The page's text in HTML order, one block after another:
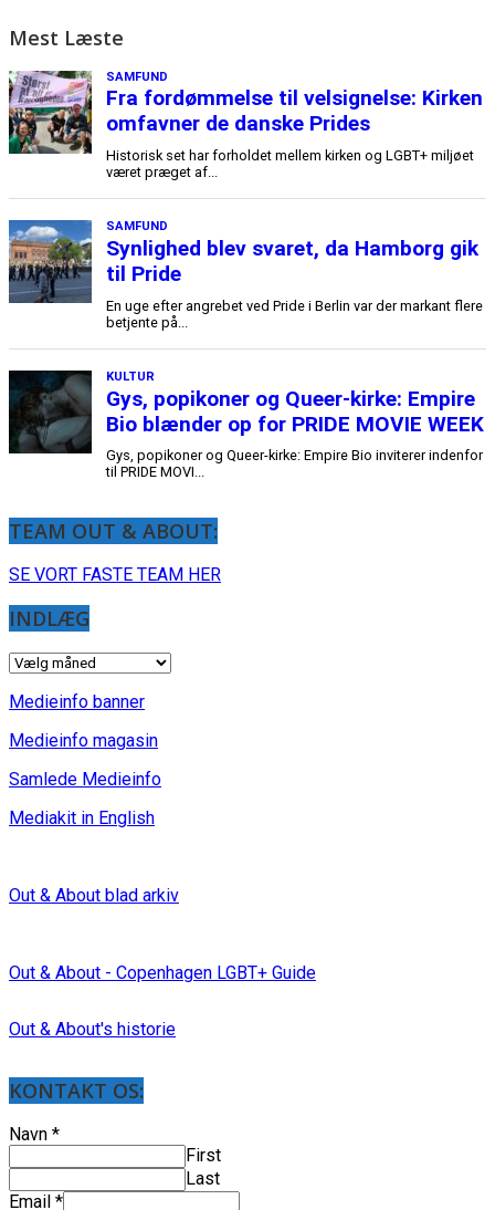
Mest Læste
SAMFUND
Fra fordømmelse til velsignelse: Kirken
omfavner de danske Prides
Historisk set har forholdet mellem kirken og LGBT+ miljøet
været præget af...
SAMFUND
Synlighed blev svaret, da Hamborg gik
til Pride
En uge efter angrebet ved Pride i Berlin var der markant flere
betjente på...
KULTUR
Gys, popikoner og Queer-kirke: Empire
Bio blænder op for PRIDE MOVIE WEEK
Gys, popikoner og Queer-kirke: Empire Bio inviterer indenfor
til PRIDE MOVI...
TEAM OUT & ABOUT:
SE VORT FASTE TEAM HER
INDLÆG
INDLÆG
Medieinfo banner
Medieinfo magasin
Samlede Medieinfo
Mediakit in English
Out & About blad arkiv
Out & About - Copenhagen LGBT+ Guide
Out & About's historie
KONTAKT OS:
Navn *
First
Last
Email *